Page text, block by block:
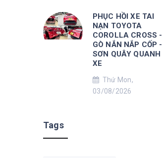
PHỤC HỒI XE TAI
NẠN TOYOTA
COROLLA CROSS -
GÒ NẮN NẮP CỐP -
SƠN QUÂY QUANH
XE
Thứ Mon,
03/08/2026
Tags